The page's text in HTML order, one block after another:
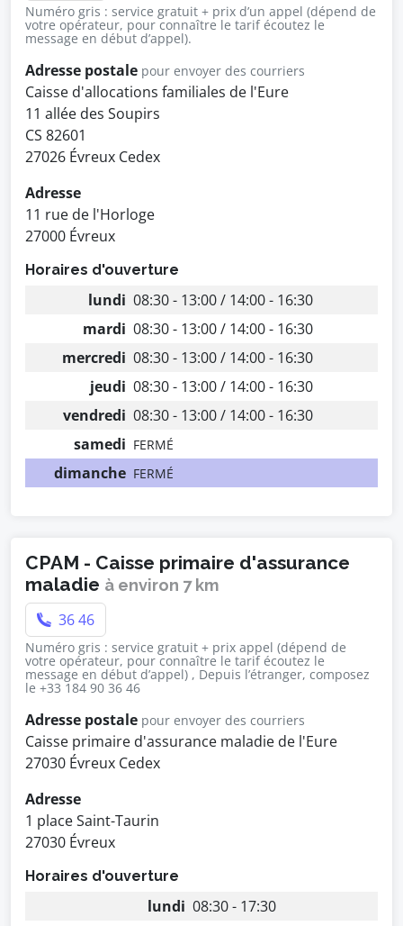
Numéro gris : service gratuit + prix d’un appel (dépend de
votre opérateur, pour connaître le tarif écoutez le
message en début d’appel).
Adresse postale pour envoyer des courriers
Caisse d'allocations familiales de l'Eure
11 allée des Soupirs
CS 82601
27026 Évreux Cedex
Adresse
11 rue de l'Horloge
27000 Évreux
Horaires d'ouverture
lundi 08:30 - 13:00 / 14:00 - 16:30
mardi 08:30 - 13:00 / 14:00 - 16:30
mercredi 08:30 - 13:00 / 14:00 - 16:30
jeudi 08:30 - 13:00 / 14:00 - 16:30
vendredi 08:30 - 13:00 / 14:00 - 16:30
samedi FERMÉ
dimanche FERMÉ
CPAM - Caisse primaire d'assurance
maladie à environ 7 km
36 46
Numéro gris : service gratuit + prix appel (dépend de
votre opérateur, pour connaître le tarif écoutez le
message en début d’appel) , Depuis l’étranger, composez
le +33 184 90 36 46
Adresse postale pour envoyer des courriers
Caisse primaire d'assurance maladie de l'Eure
27030 Évreux Cedex
Adresse
1 place Saint-Taurin
27030 Évreux
Horaires d'ouverture
lundi 08:30 - 17:30